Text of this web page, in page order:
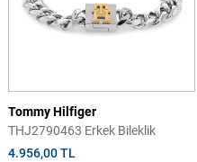
Tommy Hilfiger
THJ2790463 Erkek Bileklik
4.956,00 TL